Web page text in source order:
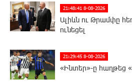
21:48:41 8-08-2026
Ալիևն ու Թրամփը
ունեցել
21:29:45 8-08-2026
«Ինտեր»-ը հաղթեց